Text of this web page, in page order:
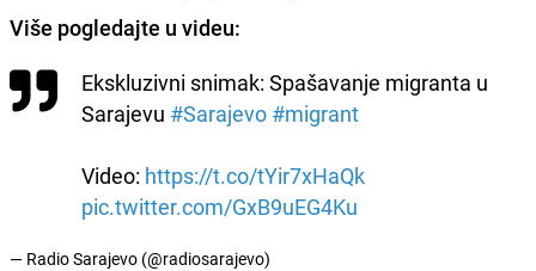
Više pogledajte u videu:
Ekskluzivni snimak: Spašavanje migranta u
Sarajevu #Sarajevo #migrant
Video: https://t.co/tYir7xHaQk
pic.twitter.com/GxB9uEG4Ku
— Radio Sarajevo (@radiosarajevo)